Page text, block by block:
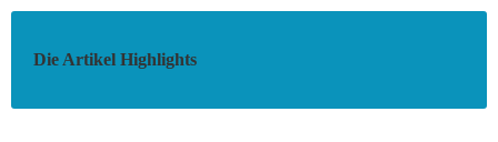
Die Artikel Highlights